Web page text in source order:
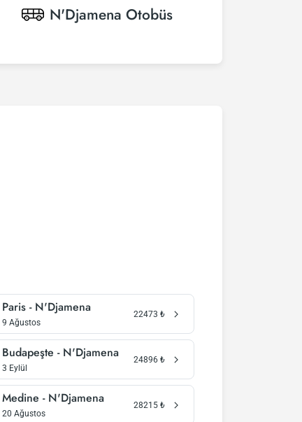
N'Djamena Otobüs
Paris - N'Djamena
9 Ağustos
22473 ₺
Budapeşte - N'Djamena
3 Eylül
24896 ₺
Medine - N'Djamena
20 Ağustos
28215 ₺